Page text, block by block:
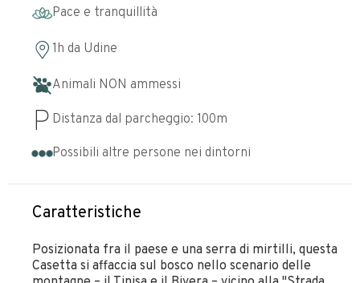
Pace e tranquillità
1h da Udine
Animali NON ammessi
Distanza dal parcheggio: 100m
Possibili altre persone nei dintorni
Caratteristiche
Posizionata fra il paese e una serra di mirtilli, questa
Casetta si affaccia sul bosco nello scenario delle